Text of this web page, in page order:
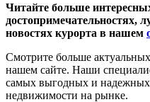
Читайте больше
достопримечательностях,
новостях курорта в нашем
Смотрите больше
нашем сайте. Наши
самых выгодных и
недвижимости на рынке.